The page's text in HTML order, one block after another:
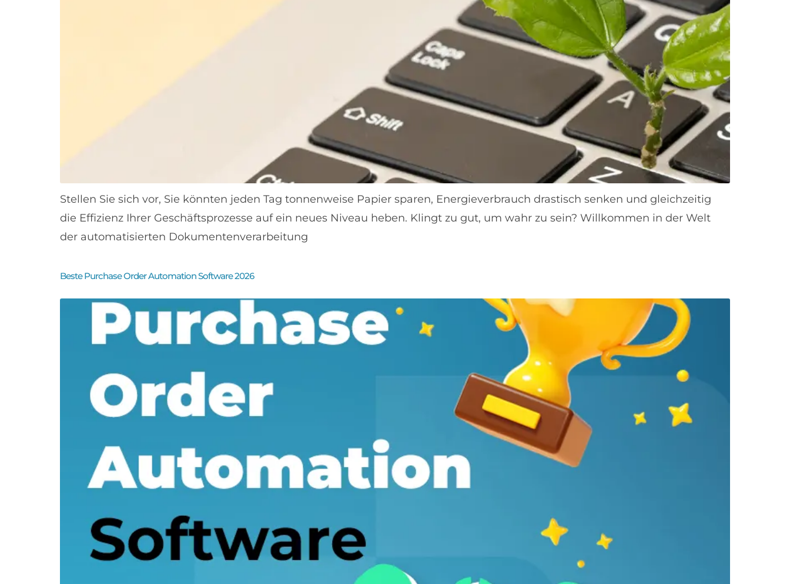
Stellen Sie sich vor, Sie könnten jeden Tag tonnenweise Papier sparen, Energieverbrauch drastisch senken und gleichzeitig
die Effizienz Ihrer Geschäftsprozesse auf ein neues Niveau heben. Klingt zu gut, um wahr zu sein? Willkommen in der Welt
der automatisierten Dokumentenverarbeitung
Beste Purchase Order Automation Software 2026